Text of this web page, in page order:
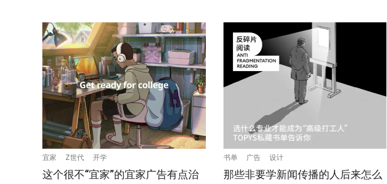
宜家 Z世代 开学
这个很不“宜家”的宜家广告有点治
书单 广告 设计
那些非要学新闻传播的人后来怎么